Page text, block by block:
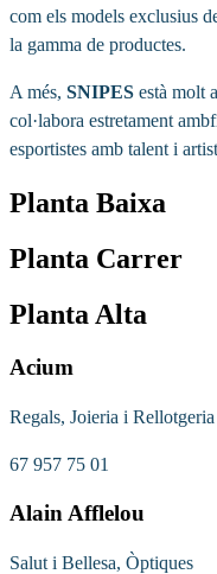
com els models exclusius
la gamma de productes.
A més, SNIPES està molt
col·labora estretament
esportistes amb talent i
Planta Baixa
Planta Carrer
Planta Alta
Acium
Regals, Joieria i Rellotgeria
67 957 75 01
Alain Afflelou
Salut i Bellesa, Òptiques